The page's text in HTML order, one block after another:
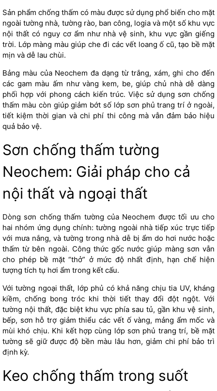
Sản phẩm chống thấm có màu được sử dụng phổ biến cho mặt
ngoài tường nhà, tường rào, ban công, logia và một số khu vực
nội thất có nguy cơ ẩm như nhà vệ sinh, khu vực gần giếng
trời. Lớp màng màu giúp che đi các vết loang ố cũ, tạo bề mặt
mịn và dễ lau chùi.
Bảng màu của Neochem đa dạng từ trắng, xám, ghi cho đến
các gam màu ấm như vàng kem, be, giúp chủ nhà dễ dàng
phối hợp với phong cách kiến trúc. Việc sử dụng sơn chống
thấm màu còn giúp giảm bớt số lớp sơn phủ trang trí ở ngoài,
tiết kiệm thời gian và chi phí thi công mà vẫn đảm bảo hiệu
quả bảo vệ.
Sơn chống thấm tường
Neochem: Giải pháp cho cả
nội thất và ngoại thất
Dòng sơn chống thấm tường của Neochem được tối ưu cho
hai nhóm ứng dụng chính: tường ngoài nhà tiếp xúc trực tiếp
với mưa nắng, và tường trong nhà dễ bị ẩm do hơi nước hoặc
thấm từ bên ngoài. Công thức gốc nước giúp màng sơn vẫn
cho phép bề mặt “thở” ở mức độ nhất định, hạn chế hiện
tượng tích tụ hơi ẩm trong kết cấu.
Với tường ngoại thất, lớp phủ có khả năng chịu tia UV, kháng
kiềm, chống bong tróc khi thời tiết thay đổi đột ngột. Với
tường nội thất, đặc biệt khu vực phía sau tủ, gần khu vệ sinh,
bếp, sơn hỗ trợ giảm thiểu các vết ố vàng, mảng ẩm mốc và
mùi khó chịu. Khi kết hợp cùng lớp sơn phủ trang trí, bề mặt
tường sẽ giữ được độ bền màu lâu hơn, giảm chi phí bảo trì
định kỳ.
Keo chống thấm trong suốt